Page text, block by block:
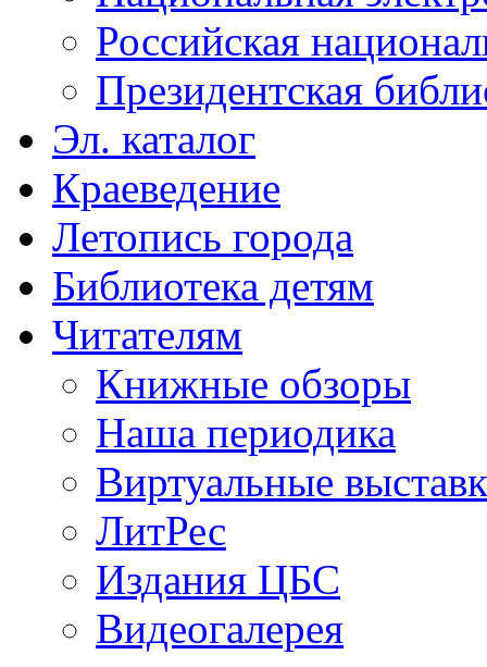
Российская
Президентская
Эл. каталог
Краеведение
Летопись города
Библиотека детям
Читателям
Книжные обзоры
Наша периодика
Виртуальные
ЛитРес
Издания ЦБС
Видеогалерея